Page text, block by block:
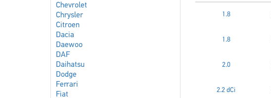
Chevrolet
Chrysler
Citroen
Dacia
Daewoo
DAF
Daihatsu
Dodge
Ferrari
Fiat
1.8
1.8
2.0
2.2 dCi